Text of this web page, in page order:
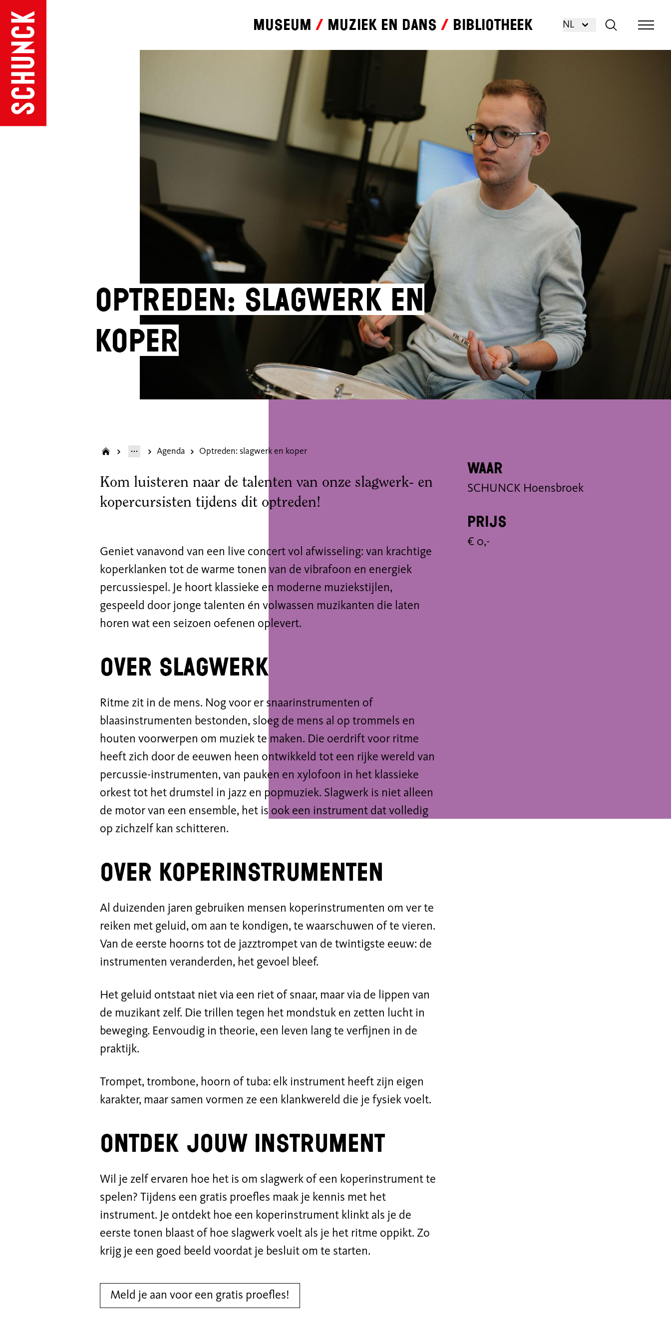
Museum Muziek en dans Bibliotheek NL
Optreden: slagwerk en
koper
Agenda Optreden: slagwerk en koper
Kom luisteren naar de talenten van onze slagwerk- en
kopercursisten tijdens dit optreden!
Geniet vanavond van een live concert vol afwisseling: van krachtige
koperklanken tot de warme tonen van de vibrafoon en energiek
percussiespel. Je hoort klassieke en moderne muziekstijlen,
gespeeld door jonge talenten én volwassen muzikanten die laten
horen wat een seizoen oefenen oplevert.
Over slagwerk
Ritme zit in de mens. Nog voor er snaarinstrumenten of
blaasinstrumenten bestonden, sloeg de mens al op trommels en
houten voorwerpen om muziek te maken. Die oerdrift voor ritme
heeft zich door de eeuwen heen ontwikkeld tot een rijke wereld van
percussie-instrumenten, van pauken en xylofoon in het klassieke
orkest tot het drumstel in jazz en popmuziek. Slagwerk is niet alleen
de motor van een ensemble, het is ook een instrument dat volledig
op zichzelf kan schitteren.
Over koperinstrumenten
Al duizenden jaren gebruiken mensen koperinstrumenten om ver te
reiken met geluid, om aan te kondigen, te waarschuwen of te vieren.
Van de eerste hoorns tot de jazztrompet van de twintigste eeuw: de
instrumenten veranderden, het gevoel bleef.
Het geluid ontstaat niet via een riet of snaar, maar via de lippen van
de muzikant zelf. Die trillen tegen het mondstuk en zetten lucht in
beweging. Eenvoudig in theorie, een leven lang te verfijnen in de
praktijk.
Trompet, trombone, hoorn of tuba: elk instrument heeft zijn eigen
karakter, maar samen vormen ze een klankwereld die je fysiek voelt.
Ontdek jouw instrument
Wil je zelf ervaren hoe het is om slagwerk of een koperinstrument te
spelen? Tijdens een gratis proefles maak je kennis met het
instrument. Je ontdekt hoe een koperinstrument klinkt als je de
eerste tonen blaast of hoe slagwerk voelt als je het ritme oppikt. Zo
krijg je een goed beeld voordat je besluit om te starten.
Meld je aan voor een gratis proefles!
Waar
SCHUNCK Hoensbroek
Prijs
€ 0,-